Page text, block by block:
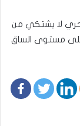
لا يشتكي من
مستوى الساق